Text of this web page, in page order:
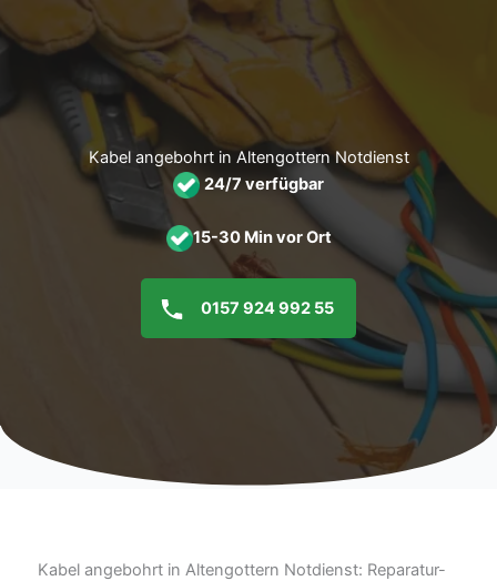
Inhalt
Kabel angebohrt in Altengottern Notdienst
24/7 verfügbar
15-30 Min vor Ort
0157 924 992 55
Kabel angebohrt in Altengottern Notdienst: Reparatur-